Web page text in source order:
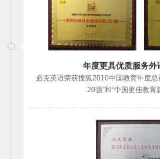
年度更具优质服务外
必克英语荣获搜狐2010中国教育年度
20强”和“中国更佳教育